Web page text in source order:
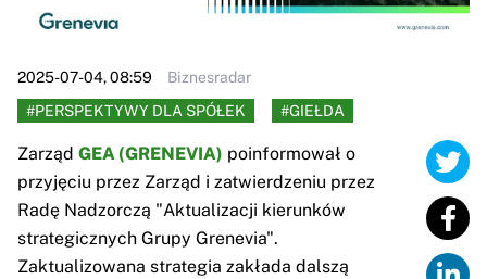
2025-07-04, 08:59
Biznesradar
#PERSPEKTYWY DLA SPÓŁEK
#GIEŁDA
Zarząd GEA (GRENEVIA) poinformował o
przyjęciu przez Zarząd i zatwierdzeniu przez
Radę Nadzorczą "Aktualizacji kierunków
strategicznych Grupy Grenevia".
Zaktualizowana strategia zakłada dalszą